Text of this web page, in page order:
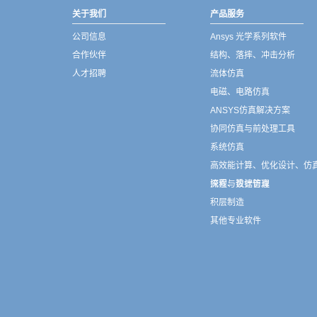
关于我们
公司信息
合作伙伴
人才招聘
产品服务
Ansys 光学系列软件
结构、落摔、冲击分析
流体仿真
电磁、电路仿真
ANSYS仿真解决方案
协同仿真与前处理工具
系统仿真
高效能计算、优化设计、仿
流程与数据管理
探索、设计仿真
积层制造
其他专业软件